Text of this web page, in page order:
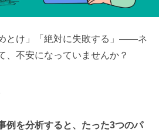
とけ」「絶対に失敗する」——ネ
、不安になっていませんか？
例を分析すると、たった3つのパ